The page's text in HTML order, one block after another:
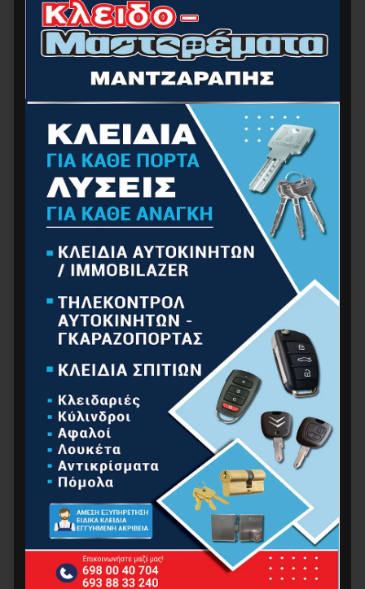
F.F. Group Καρφωτικό Χειρός Μεσαίο S53
Ρυθμιζόμενο 4-14mm 24260
F.F. Group Κλειδί Ταφ 4mm 34767
2.55€